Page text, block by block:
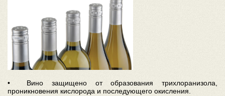
• Вино защищено от образования трихлоранизола,
проникновения кислорода и последующего окисления.